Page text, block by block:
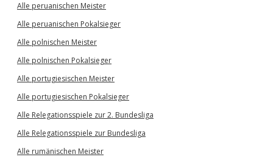
Alle peruanischen Meister
Alle peruanischen Pokalsieger
Alle polnischen Meister
Alle polnischen Pokalsieger
Alle portugiesischen Meister
Alle portugiesischen Pokalsieger
Alle Relegationsspiele zur 2. Bundesliga
Alle Relegationsspiele zur Bundesliga
Alle rumänischen Meister